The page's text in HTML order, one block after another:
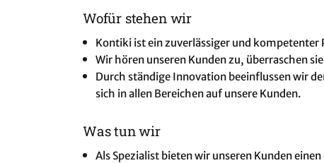
Wofür stehen wir
Kontiki ist ein zuverlässiger und kompetenter
Wir hören unseren Kunden zu, überraschen
Durch ständige Innovation beeinflussen wir
sich in allen Bereichen auf unsere Kunden.
Was tun wir
Als Spezialist bieten wir unseren Kunden